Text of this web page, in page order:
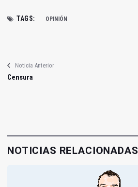
TAGS: OPINIÓN
Noticia Anterior
Censura
NOTICIAS RELACIONADAS